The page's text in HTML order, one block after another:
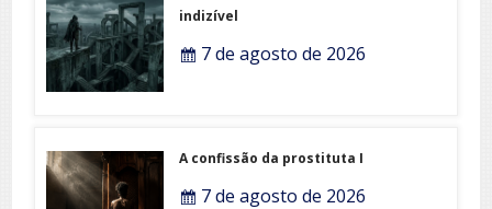
indizível
7 de agosto de 2026
A confissão da prostituta I
7 de agosto de 2026